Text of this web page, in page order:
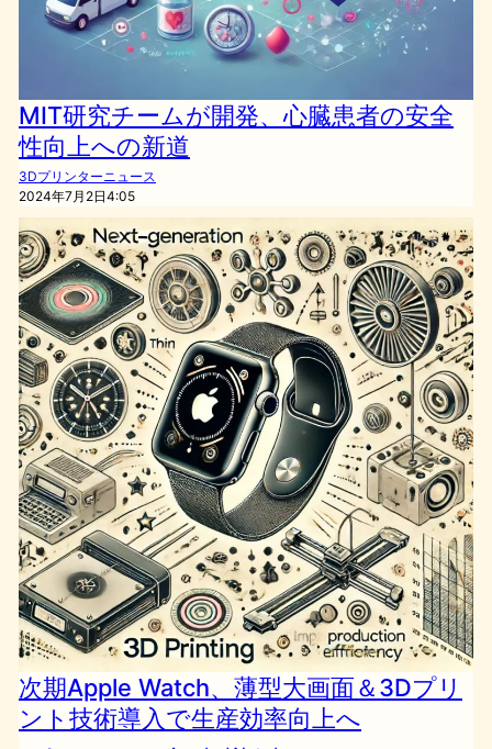
MIT研究チームが開発、心臓患者の安全
性向上への新道
3Dプリンターニュース
2024年7月2日4:05
次期Apple Watch、薄型大画面＆3Dプリ
ント技術導入で生産効率向上へ